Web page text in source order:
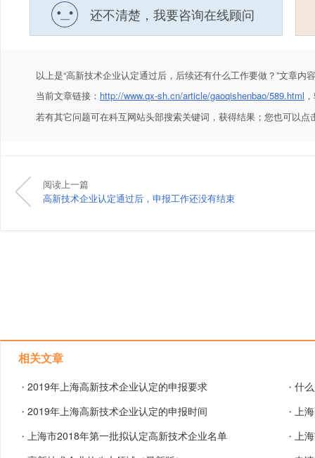
还不清楚，我要咨询在线顾问
以上是“高新技术企业认定通过后，后续还有什么工作要做？”文章内
当前文章链接： http://www.qx-sh.cn/article/gaoqishenbao/589.html
若有其它问题可在科互网站头部搜索关键词，获得结果；您也可以点
阅读上一篇
高新技术企业认定通过后，申报工作还没有结束
相关文章
・ 2019年上海高新技术企业认定的申报要求 ・ 什
・ 2019年上海高新技术企业认定的申报时间 ・ 上
・ 上海市2018年第一批拟认定高新技术企业名单 ・ 上